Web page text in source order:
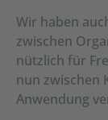
Wir haben
zwischen
nützlich für
nun zwischen
Anwendung